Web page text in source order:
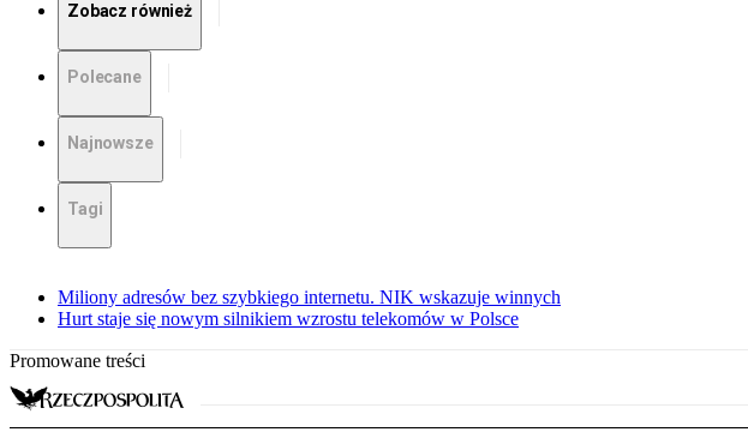
Zobacz również
Polecane
Najnowsze
Tagi
Miliony adresów bez szybkiego internetu. NIK wskazuje winnych
Hurt staje się nowym silnikiem wzrostu telekomów w Polsce
Promowane treści